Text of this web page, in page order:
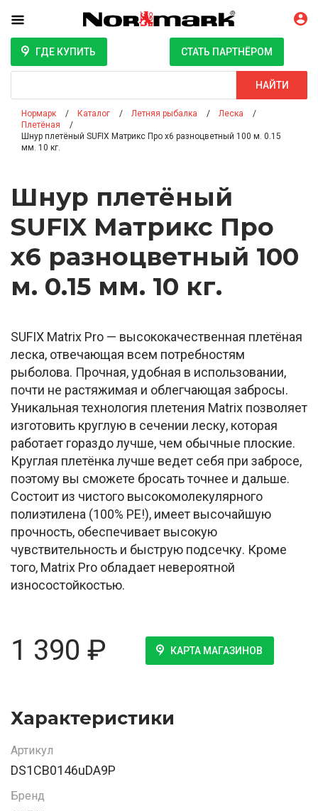
ГДЕ КУПИТЬ СТАТЬ ПАРТНЁРОМ
НАЙТИ
Нормарк Каталог Летняя рыбалка
Леска
Плетёная
Шнур плетёный SUFIX Матрикс Про x6 разноцветный 100 м. 0.15
мм. 10 кг.
Шнур плетёный
SUFIX Матрикс Про
x6 разноцветный 100
м. 0.15 мм. 10 кг.
SUFIX Matrix Pro — высококачественная плетёная
леска, отвечающая всем потребностям
рыболова. Прочная, удобная в использовании,
почти не растяжимая и облегчающая забросы.
Уникальная технология плетения Matrix позволяет
изготовить круглую в сечении леску, которая
работает гораздо лучше, чем обычные плоские.
Круглая плетёнка лучше ведет себя при забросе,
поэтому вы сможете бросать точнее и дальше.
Состоит из чистого высокомолекулярного
полиэтилена (100% PE!), имеет высочайшую
прочность, обеспечивает высокую
чувствительность и быструю подсечку. Кроме
того, Matrix Pro обладает невероятной
износостойкостью.
1 390 ₽ КАРТА МАГАЗИНОВ
Характеристики
Артикул
DS1CB0146uDA9P
Бренд